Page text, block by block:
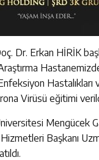
Dr. Erkan HİRİK
Virüsü eğitimi
Mengücek
Başkanı